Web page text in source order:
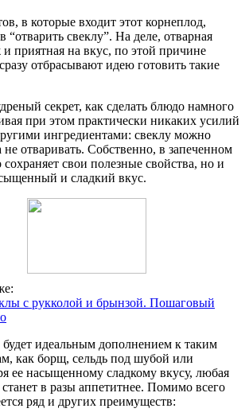
в которые входит этот корнеплод,
“отварить свеклу”. На деле, отварная
и приятная на вкус, по этой причине
отбрасывают идею готовить такие
секрет, как сделать блюдо намного
при этом практически никаких усилий
ингредиентами: свеклу можно
не отваривать. Собственно, в запеченном
сохраняет свои полезные свойства, но и
и сладкий вкус.
с рукколой и брынзой. Пошаговый
будет идеальным дополнением к таким
как борщ, сельдь под шубой или
ее насыщенному сладкому вкусу, любая
в разы аппетитнее. Помимо всего
ряд и других преимуществ: